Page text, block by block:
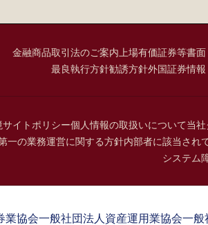
金融商品取引法のご案内 上場有価証券等書
最良執行方針勧誘方針外国証券情
サイトポリシー個人情報の取扱いについて当
一の業務運営に関する方針内部者に該当され
システム
業協会一般社団法人資産運用業協会一般